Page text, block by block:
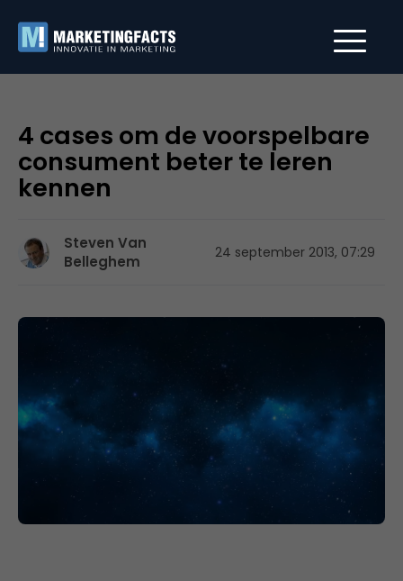
4 cases om de voorspelbare
consument beter te leren
kennen
Steven Van
Belleghem
24 september 2013, 07:29